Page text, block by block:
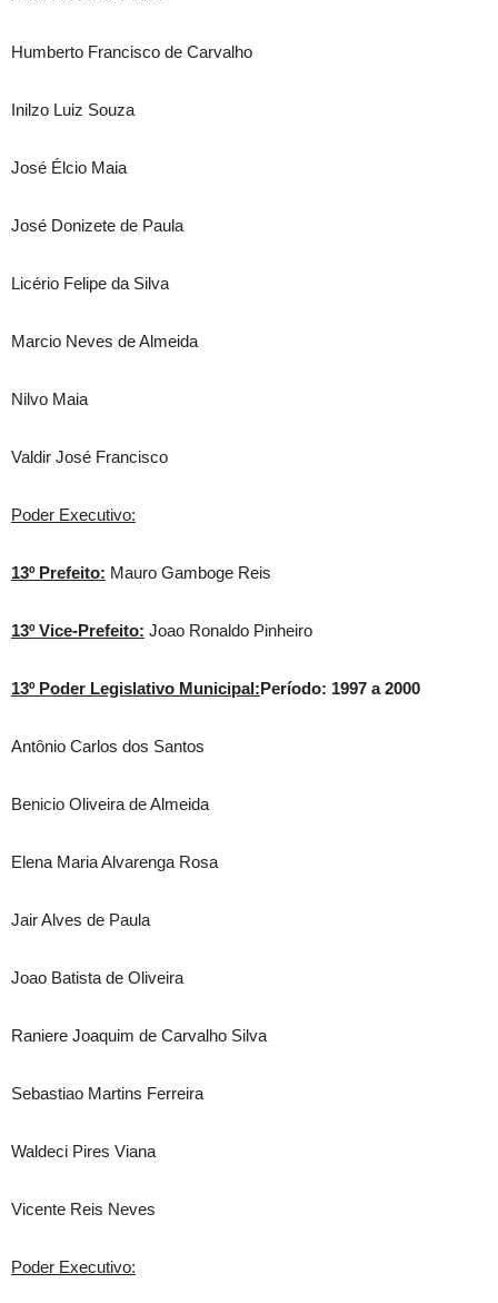
Humberto Francisco de Carvalho
Inilzo Luiz Souza
José Élcio Maia
José Donizete de Paula
Licério Felipe da Silva
Marcio Neves de Almeida
Nilvo Maia
Valdir José Francisco
Poder Executivo:
13º Prefeito: Mauro Gamboge Reis
13º Vice-Prefeito: Joao Ronaldo Pinheiro
13º Poder Legislativo Municipal:Período: 1997 a 2000
Antônio Carlos dos Santos
Benicio Oliveira de Almeida
Elena Maria Alvarenga Rosa
Jair Alves de Paula
Joao Batista de Oliveira
Raniere Joaquim de Carvalho Silva
Sebastiao Martins Ferreira
Waldeci Pires Viana
Vicente Reis Neves
Poder Executivo: